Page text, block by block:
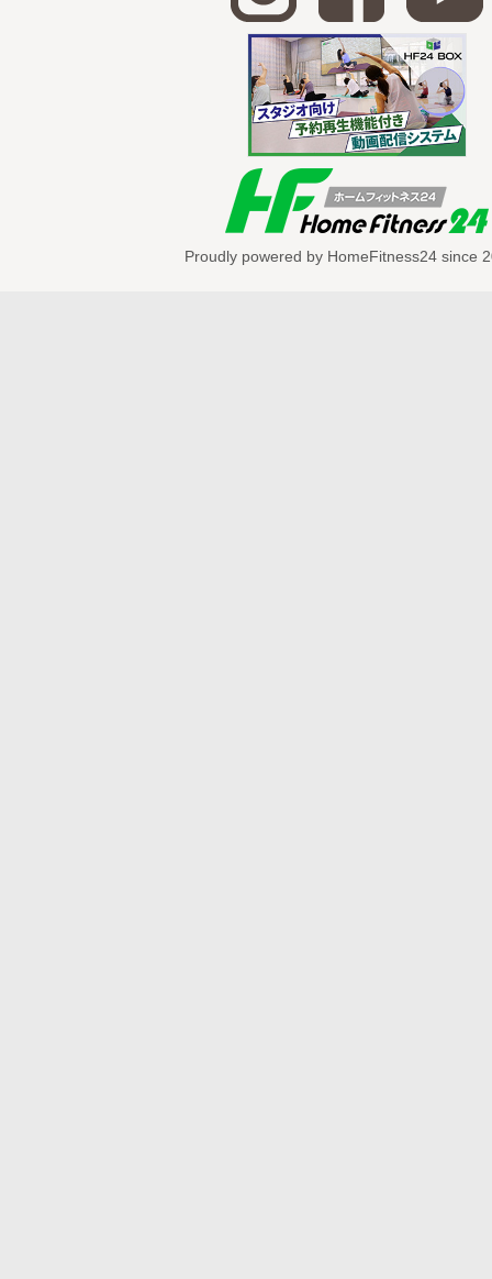
立っても座っても活躍している背骨を労る
９日目 脂肪燃焼☆プチエアロ
時間は短く筋肉は大きく。とにかく脂肪燃
ダイナミックハイブリットエアロです。
１０日目 体に感謝のストレッチ
自分の体を大切に、自分の調子に耳を澄ま
入れながらの全身ストレッチです。
Proudly powered by HomeFitness24 since